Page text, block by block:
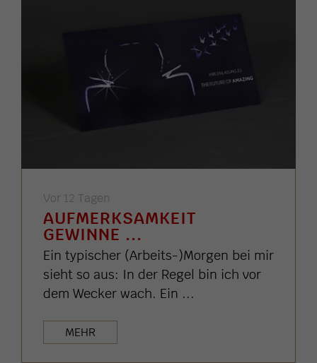
Vor 12 Tagen
AUFMERKSAMKEIT
GEWINNE ...
Ein typischer (Arbeits-)Morgen bei mir
sieht so aus: In der Regel bin ich vor
dem Wecker wach. Ein ...
MEHR